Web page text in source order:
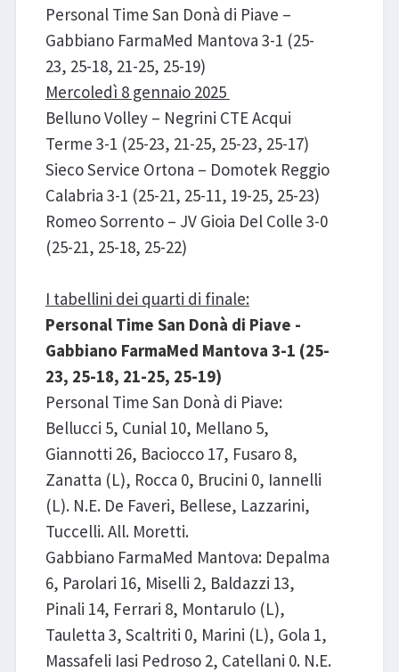
Personal Time San Donà di Piave –
Gabbiano FarmaMed Mantova 3-1 (25-
23, 25-18, 21-25, 25-19)
Mercoledì 8 gennaio 2025
Belluno Volley – Negrini CTE Acqui
Terme 3-1 (25-23, 21-25, 25-23, 25-17)
Sieco Service Ortona – Domotek Reggio
Calabria 3-1 (25-21, 25-11, 19-25, 25-23)
Romeo Sorrento – JV Gioia Del Colle 3-0
(25-21, 25-18, 25-22)
I tabellini dei quarti di finale:
Personal Time San Donà di Piave -
Gabbiano FarmaMed Mantova 3-1 (25-
23, 25-18, 21-25, 25-19)
Personal Time San Donà di Piave:
Bellucci 5, Cunial 10, Mellano 5,
Giannotti 26, Baciocco 17, Fusaro 8,
Zanatta (L), Rocca 0, Brucini 0, Iannelli
(L). N.E. De Faveri, Bellese, Lazzarini,
Tuccelli. All. Moretti.
Gabbiano FarmaMed Mantova: Depalma
6, Parolari 16, Miselli 2, Baldazzi 13,
Pinali 14, Ferrari 8, Montarulo (L),
Tauletta 3, Scaltriti 0, Marini (L), Gola 1,
Massafeli Iasi Pedroso 2, Catellani 0. N.E.